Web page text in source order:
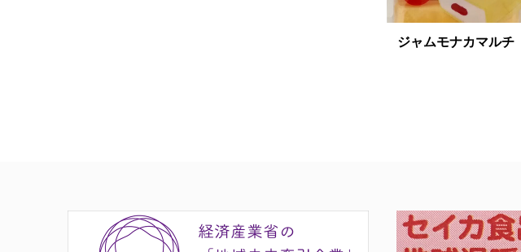
ジャムモナカマルチ